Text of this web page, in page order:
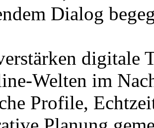
Dialog
digitale
Welten im
Profile,